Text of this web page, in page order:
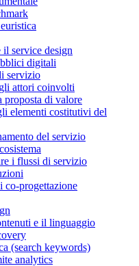
il service design
digitali
servizio
attori coinvolti
proposta di valore
elementi costitutivi del
del servizio
i flussi di servizio
co-progettazione
e il linguaggio
(search keywords)
analytics